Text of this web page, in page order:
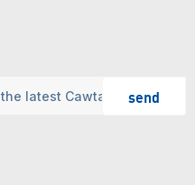
send